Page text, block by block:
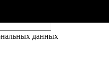
данных